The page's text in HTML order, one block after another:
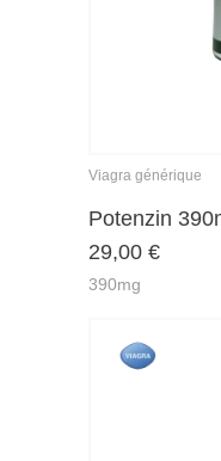
Viagra générique
Potenzin
29,00 €
390mg